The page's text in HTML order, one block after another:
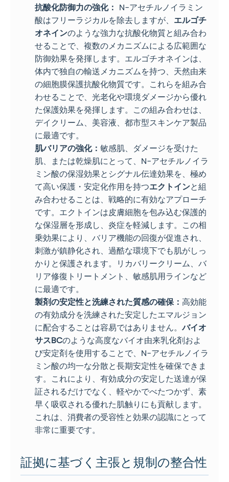
抗酸化防御力の強化： N-アセチルノイラミン
酸はフリーラジカルを除去しますが、 エルゴチ
オネインのような強力な抗酸化物質と組み合わ
せることで、複数のメカニズムによる広範囲な
防御効果を発揮します。エルゴチオネインは、
体内で独自の輸送メカニズムを持つ、天然由来
の細胞膜保護抗酸化物質です。これらを組み合
わせることで、光老化や環境ダメージから優れ
た保護効果を発揮します。この組み合わせは、
デイクリーム、美容液、都市型スキンケア製品
に最適です。
肌バリアの強化： 敏感肌、ダメージを受けた
肌、または乾燥肌にとって、N-アセチルノイラ
ミン酸の保湿効果とシグナル伝達効果を、極め
て高い保護・安定化作用を持つエクトインと組
み合わせることは、戦略的に有効なアプローチ
です。エクトインは皮膚細胞を包み込む保護的
な保湿層を形成し、炎症を軽減します。この相
乗効果により、バリア機能の回復が促進され、
刺激が鎮静化され、過酷な環境下でも肌がしっ
かりと保護されます。リカバリークリーム、バ
リア修復トリートメント、敏感肌用ラインなど
に最適です。
製剤の安定性と洗練された質感の確保： 高効能
の有効成分を洗練された安定したエマルジョン
に配合することは容易ではありません。バイオ
サスBCのような高度なバイオ由来乳化剤およ
び安定剤を使用することで、N-アセチルノイラ
ミン酸の均一な分散と長期安定性を確保できま
す。これにより、有効成分の安定した送達が保
証されるだけでなく、軽やかでべたつかず、素
早く吸収される優れた肌触りにも貢献します。
これは、消費者の受容性と効果の認識にとって
非常に重要です。
証拠に基づく主張と規制の整合性